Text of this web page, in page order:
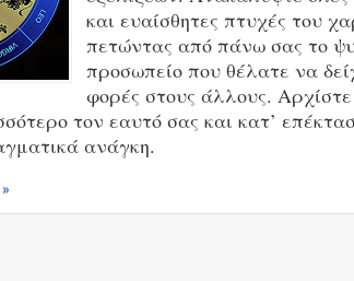
και ευαίσθητες πτυχές του
πετώντας από πάνω σας το
προσωπείο που θέλατε να
φορές στους άλλους.
τον εαυτό σας και κατ’
ανάγκη.